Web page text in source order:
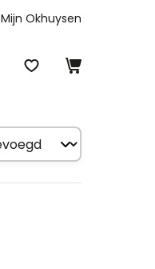
Mijn Okhuysen